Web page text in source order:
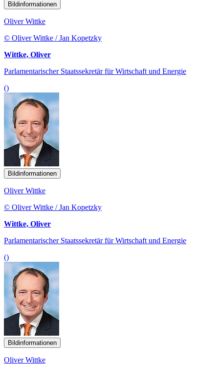
Bildinformationen
Oliver Wittke
© Oliver Wittke / Jan Kopetzky
Wittke, Oliver
Parlamentarischer Staatssekretär für Wirtschaft und Energie
()
Bildinformationen
Oliver Wittke
© Oliver Wittke / Jan Kopetzky
Wittke, Oliver
Parlamentarischer Staatssekretär für Wirtschaft und Energie
()
Bildinformationen
Oliver Wittke